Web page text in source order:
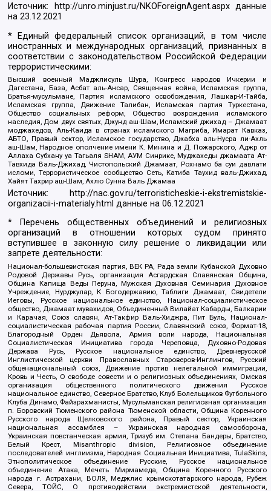
Источник: http://unro.minjust.ru/NKOForeignAgent.aspxданные
на23.12.2021
* Единый федеральный список организаций, в том числе
иностранных и международных организаций, признанных в
соответствии с законодательством Российской Федерации
террористическими:
Высший военный Маджлисуль Шура, Конгресс народов Ичкерии и
Дагестана, База, Асбат аль-Ансар, Священная война, Исламская группа,
Братья-мусульмане, Партия исламского освобождения, Лашкар-И-Тайба,
Исламская группа, Движение Талибан, Исламская партия Туркестана,
Общество социальных реформ, Общество возрождения исламского
наследия, Дом двух святых, Джунд аш-Шам, Исламский джихад – Джамаат
моджахедов, Аль-Каида в странах исламского Магриба, Имарат Кавказ,
АБТО, Правый сектор, Исламское государство, Джабха аль-Нусра ли-Ахль
аш-Шам, Народное ополчение имени К. Минина и Д. Пожарского, Аджр от
Аллаха Субхану уа Тагьаля SHAM, АУМ Синрике, Муджахеды джамаата Ат-
Тавхида Валь-Джихад, Чистопольский Джамаат, Рохнамо ба суи давлати
исломи, Террористическое сообщество Сеть, Катиба Таухид валь-Джихад,
Хайят Тахрир аш-Шам, Ахлю Сунна Валь Джамаа
Источник:
http://nac.gov.ru/terroristicheskie-i-ekstremistskie-
organizacii-i-materialy.html данные на06.12.2021
* Перечень общественных объединений и религиозных
организаций в отношении которых судом принято
вступившее в законную силу решение о ликвидации или
запрете деятельности:
Национал-большевистская партия, ВЕК РА, Рада земли Кубанской Духовно
Родовой Державы Русь, организация Асгардская Славянская Община,
Община Капища Веды Перуна, Мужская Духовная Семинария Духовное
Учреждение, Нурджулар, К Богодержавию, Таблиги Джамаат, Свидетели
Иеговы, Русское национальное единство, Национал-социалистическое
общество, Джамаат мувахидов, Объединенный Вилайат Кабарды, Балкарии
и Карачая, Союз славян, Ат-Такфир Валь-Хиджра, Пит Буль, Национал-
социалистическая рабочая партия России, Славянский союз, Формат-18,
Благородный Орден Дьявола, Армия воли народа, Национальная
Социалистическая Инициатива города Череповца, Духовно-Родовая
Держава Русь, Русское национальное единство, Древнерусской
Инглистической церкви Православных Староверов-Инглингов, Русский
общенациональный союз, Движение против нелегальной иммиграции,
Кровь и Честь, О свободе совести и о религиозных объединениях, Омская
организация общественного политического движения Русское
национальное единство, Северное Братство, Клуб Болельщиков Футбольного
Клуба Динамо, Файзрахманисты, Мусульманская религиозная организация
п. Боровский Тюменского района Тюменской области, Община Коренного
Русского народа Щелковского района, Правый сектор, Украинская
национальная ассамблея – Украинская народная самооборона,
Украинская повстанческая армия, Тризуб им. Степана Бандеры, Братство,
Белый Крест, Misanthropic division, Религиозное объединение
последователей инглиизма, Народная Социальная Инициатива, TulaSkins,
Этнополитическое объединение Русские, Русское национальное
объединение Атака, Мечеть Мирмамеда, Община Коренного Русского
народа г. Астрахани, ВОЛЯ, Меджлис крымскотатарского народа, Рубеж
Севера, ТОЙС, О противодействии экстремистской деятельности,